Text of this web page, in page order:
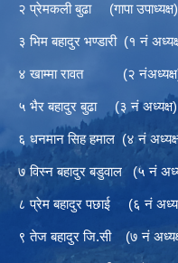
२ प्रेमकली बुढा (गापा
३ भिम बहादुर भण्डारी (१
४ खाम्मा रावत (२
५ भैर बहादुर बुढा (३ नं
६ धनमान सिह हमाल (४ नं
७ विस्न बहादुर बडुवाल (५
८ प्रेम बहादुर पछाई (६ नं
९ तेज बहादुर जि.सी (७ नं